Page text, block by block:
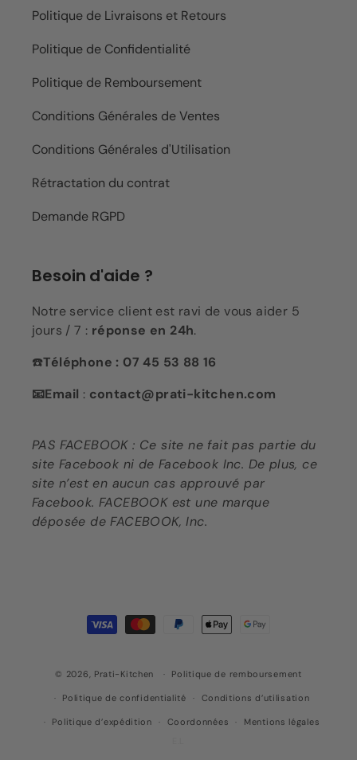
Politique de Livraisons et Retours
Politique de Confidentialité
Politique de Remboursement
Conditions Générales de Ventes
Conditions Générales d'Utilisation
Rétractation du contrat
Demande RGPD
Besoin d'aide ?
Notre service client est ravi de vous aider 5
jours / 7 : réponse en 24h.
☎️Téléphone : 07 45 53 88 16
📧Email : contact@prati-kitchen.com
PAS FACEBOOK : Ce site ne fait pas partie du
site Facebook ni de Facebook Inc. De plus, ce
site n’est en aucun cas approuvé par
Facebook. FACEBOOK est une marque
déposée de FACEBOOK, Inc.
de
© 2026, Prati-Kitchen Politique de remboursement
Politique de confidentialité Conditions d’utilisation
Politique d’expédition Coordonnées
Mentions légales